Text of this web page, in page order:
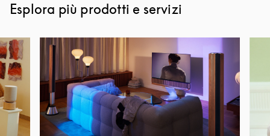
Esplora più prodotti e servizi